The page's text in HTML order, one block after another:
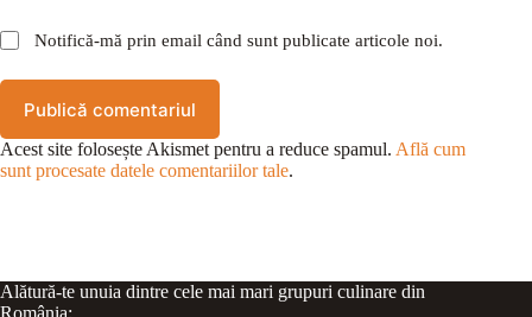
Notifică-mă prin email când sunt publicate articole noi.
Publică comentariul
Acest site folosește Akismet pentru a reduce spamul. Află cum
sunt procesate datele comentariilor tale.
Alătură-te unuia dintre cele mai mari grupuri culinare din